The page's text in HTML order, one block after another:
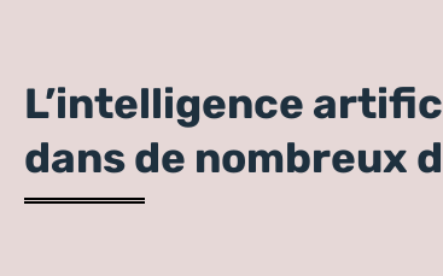
L’intelligence
dans de nombreux